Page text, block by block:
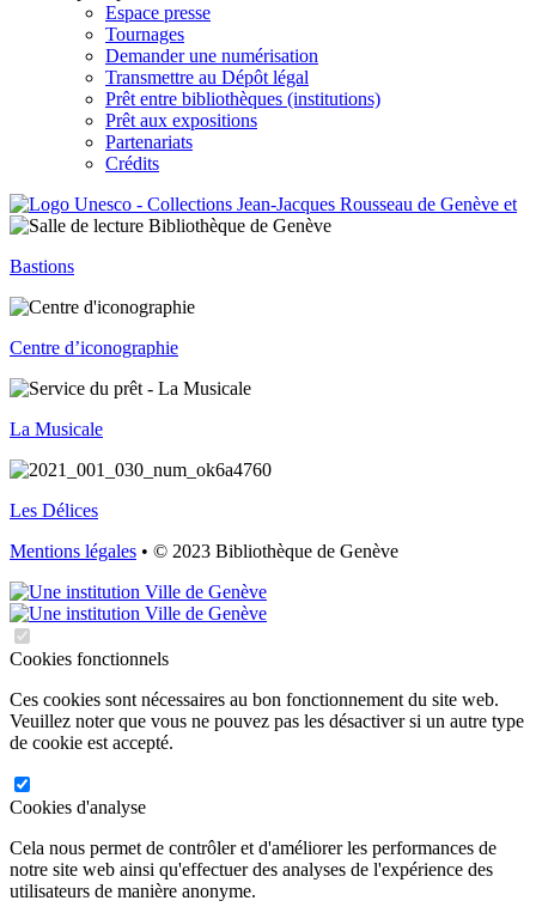
Espace presse
Tournages
Demander une numérisation
Transmettre au Dépôt légal
Prêt entre bibliothèques (institutions)
Prêt aux expositions
Partenariats
Crédits
Bastions
Centre d’iconographie
La Musicale
Les Délices
Mentions légales • © 2023 Bibliothèque de Genève
Cookies fonctionnels
Ces cookies sont nécessaires au bon fonctionnement du site web.
Veuillez noter que vous ne pouvez pas les désactiver si un autre type
de cookie est accepté.
Cookies d'analyse
Cela nous permet de contrôler et d'améliorer les performances de
notre site web ainsi qu'effectuer des analyses de l'expérience des
utilisateurs de manière anonyme.